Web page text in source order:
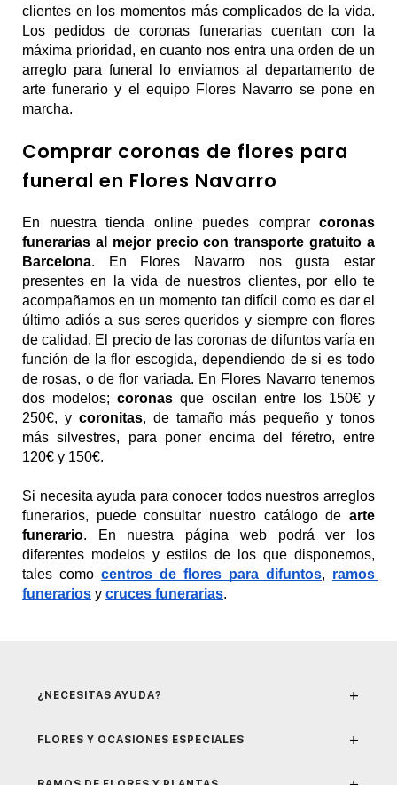
clientes en los momentos más complicados de la vida.
Los pedidos de coronas funerarias cuentan con la
máxima prioridad, en cuanto nos entra una orden de un
arreglo para funeral lo enviamos al departamento de
arte funerario y el equipo Flores Navarro se pone en
marcha.
Comprar coronas de flores para
funeral en Flores Navarro
En nuestra tienda online puedes comprar coronas
funerarias al mejor precio con transporte gratuito a
Barcelona. En Flores Navarro nos gusta estar
presentes en la vida de nuestros clientes, por ello te
acompañamos en un momento tan difícil como es dar el
último adiós a sus seres queridos y siempre con flores
de calidad. El precio de las coronas de difuntos varía en
función de la flor escogida, dependiendo de si es todo
de rosas, o de flor variada. En Flores Navarro tenemos
dos modelos; coronas que oscilan entre los 150€ y
250€, y coronitas, de tamaño más pequeño y tonos
más silvestres, para poner encima del féretro, entre
120€ y 150€.
Si necesita ayuda para conocer todos nuestros arreglos
funerarios, puede consultar nuestro catálogo de arte
funerario. En nuestra página web podrá ver los
diferentes modelos y estilos de los que disponemos,
tales como centros de flores para difuntos, ramos
funerarios y cruces funerarias.
¿NECESITAS AYUDA? +
FLORES Y OCASIONES ESPECIALES +